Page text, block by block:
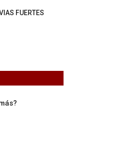
FUERTES